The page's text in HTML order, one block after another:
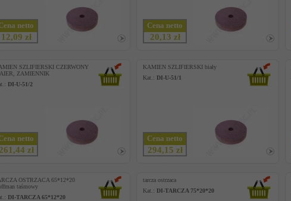
netto
12,09 zł
Cena netto
20,13 zł
SZLIFIERSKI CZERWONY
ZAMIENNIK
DI-U-51/2
netto
261,44 zł
KAMIEN SZLIFIERSKI biały
Kat.: DI-U-51/1
Cena netto
294,15 zł
OSTRZACA 65*12*20
taśmowy
DI-TARCZA 65*12*20
tarcza ostrzaca
Kat.: DI-TARCZA 75*20*20